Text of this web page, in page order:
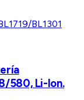
580, Li-Ion.